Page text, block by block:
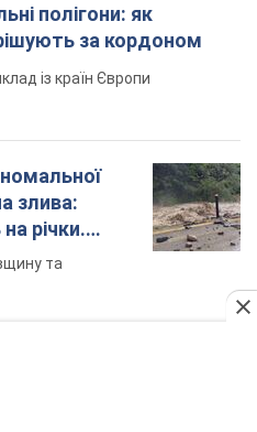
полігони: як
за кордоном
із країн Європи
злива:
річки.
та